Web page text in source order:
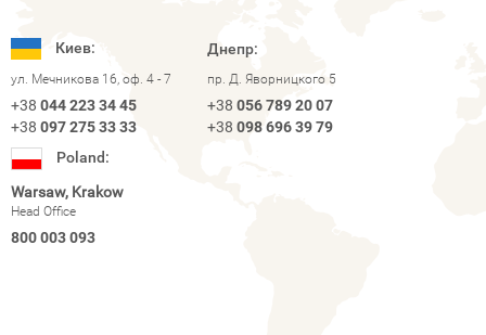
Киев:
ул. Мечникова 16, оф. 4 - 7
+38 044 223 34 45
+38 097 275 33 33
Днепр:
пр. Д. Яворницкого 5
+38 056 789 20 07
+38 098 696 39 79
Poland:
Warsaw, Krakow
Head Office
800 003 093